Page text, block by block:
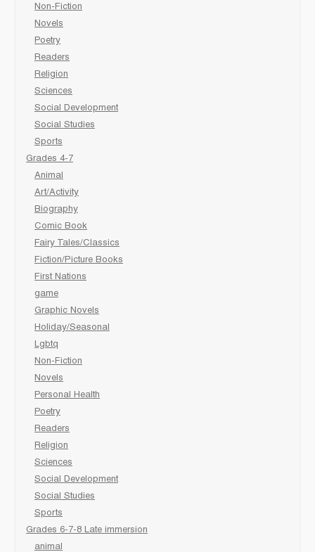
Non-Fiction
Novels
Poetry
Readers
Religion
Sciences
Social Development
Social Studies
Sports
Grades 4-7
Animal
Art/Activity
Biography
Comic Book
Fairy Tales/Classics
Fiction/Picture Books
First Nations
game
Graphic Novels
Holiday/Seasonal
Lgbtq
Non-Fiction
Novels
Personal Health
Poetry
Readers
Religion
Sciences
Social Development
Social Studies
Sports
Grades 6-7-8 Late immersion
animal